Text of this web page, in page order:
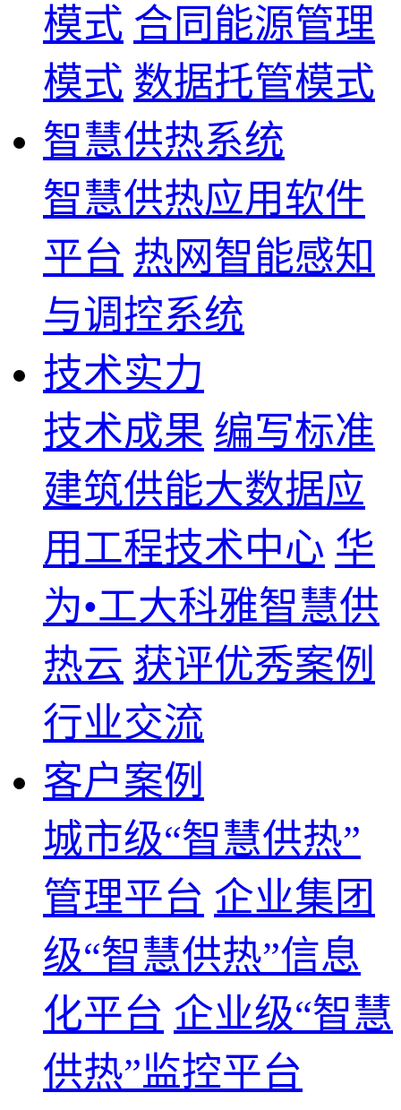
模式 合同能源管理
模式 数据托管模式
智慧供热系统
智慧供热应用软件
平台 热网智能感知
与调控系统
技术实力
技术成果 编写标准
建筑供能大数据应
用工程技术中心 华
为•工大科雅智慧供
热云 获评优秀案例
行业交流
客户案例
城市级“智慧供热”
管理平台 企业集团
级“智慧供热”信息
化平台 企业级“智慧
供热”监控平台